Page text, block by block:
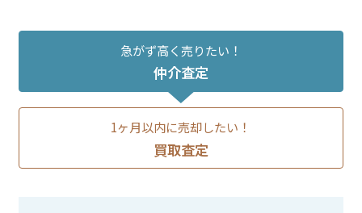
急がず高く売りたい！
仲介査定
1ヶ月以内に売却したい！
買取査定